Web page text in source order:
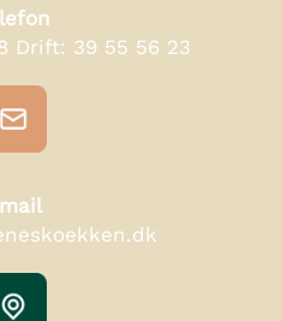
Drift: 39 55 56 23